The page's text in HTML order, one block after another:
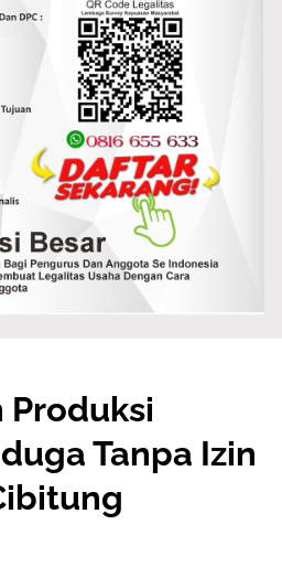
Produksi
Tanpa Izin